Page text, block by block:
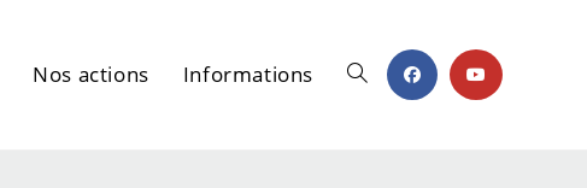
Nos actions Informations